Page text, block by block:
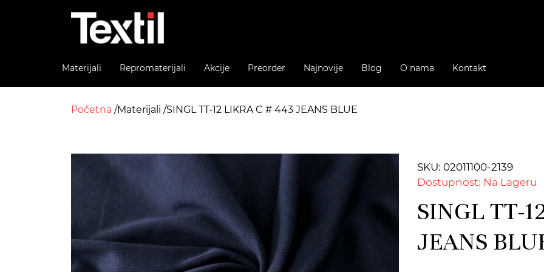
Materijali Repromaterijali Akcije Preorder Najnovije Blog O nama Kontakt
Početna Materijali SINGL TT-12 LIKRA C # 443 JEANS BLUE
SKU: 02011100-2139
Dostupnost: Na Lageru
SINGL TT-
JEANS